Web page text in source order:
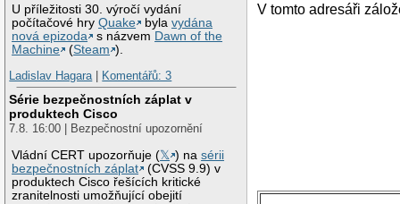
U příležitosti 30. výročí vydání
počítačové hryQuake bylavydána
nová epizoda
s názvem Dawn of the
Machine
(Steam ).
Ladislav Hagara| Komentářů: 3
Série bezpečnostních záplat v
produktech Cisco
7.8. 16:00 | Bezpečnostní upozornění
Vládní CERT upozorňuje (𝕏 ) nasérii
bezpečnostních záplat
(CVSS 9.9) v
produktech Cisco řešících kritické
zranitelnosti umožňující obejití
V tomto adresáři